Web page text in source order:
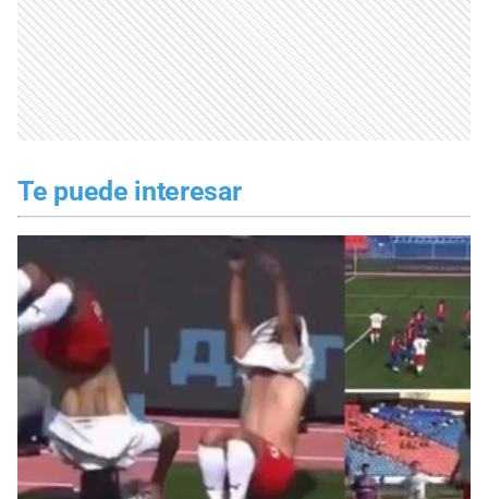
Te puede interesar